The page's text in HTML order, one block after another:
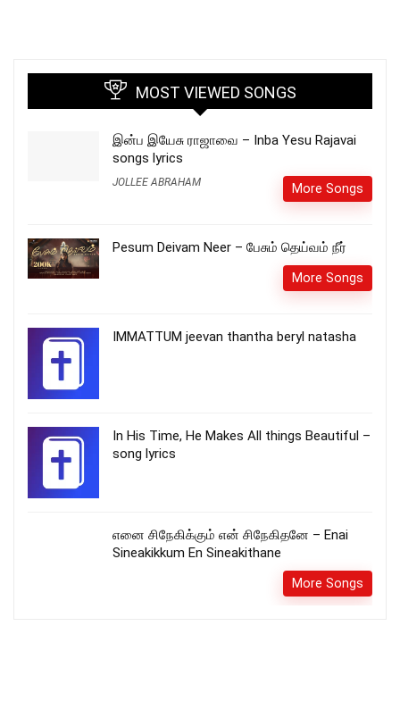
MOST VIEWED SONGS
இன்ப இயேசு ராஜாவை – Inba Yesu Rajavai
songs lyrics
JOLLEE ABRAHAM More Songs
Pesum Deivam Neer – பேசும் தெய்வம் நீர்
More Songs
IMMATTUM jeevan thantha beryl natasha
In His Time, He Makes All things Beautiful –
song lyrics
எனை சிநேகிக்கும் என் சிநேகிதனே – Enai
Sineakikkum En Sineakithane
More Songs